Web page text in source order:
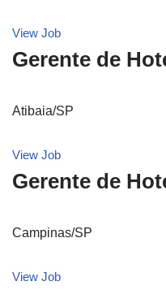
View Job
Gerente de
Atibaia/SP
View Job
Gerente de
Campinas/SP
View Job